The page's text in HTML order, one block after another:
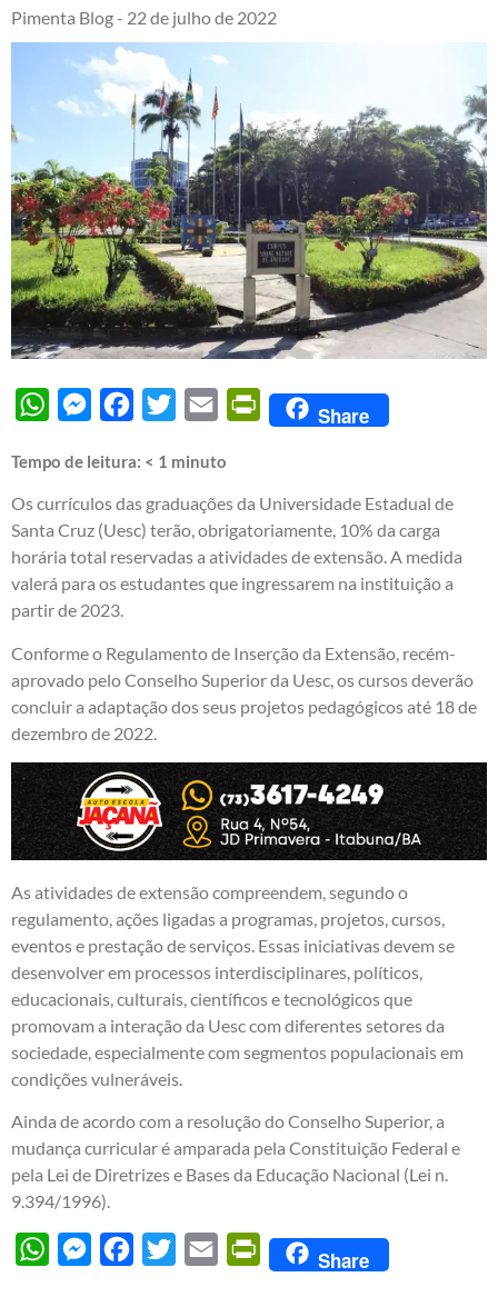
Pimenta Blog - 22 de julho de 2022
WhatsAppMessengerFacebook
Twitter Email PrintFriendly
Share
Tempo de leitura: < 1 minuto
Os currículos das graduações da Universidade Estadual de
Santa Cruz (Uesc) terão, obrigatoriamente, 10% da carga
horária total reservadas a atividades de extensão. A medida
valerá para os estudantes que ingressarem na instituição a
partir de 2023.
Conforme o Regulamento de Inserção da Extensão, recém-
aprovado pelo Conselho Superior da Uesc, os cursos deverão
concluir a adaptação dos seus projetos pedagógicos até 18 de
dezembro de 2022.
As atividades de extensão compreendem, segundo o
regulamento, ações ligadas a programas, projetos, cursos,
eventos e prestação de serviços. Essas iniciativas devem se
desenvolver em processos interdisciplinares, políticos,
educacionais, culturais, científicos e tecnológicos que
promovam a interação da Uesc com diferentes setores da
sociedade, especialmente com segmentos populacionais em
condições vulneráveis.
Ainda de acordo com a resolução do Conselho Superior, a
mudança curricular é amparada pela Constituição Federal e
pela Lei de Diretrizes e Bases da Educação Nacional (Lei n.
9.394/1996).
WhatsAppMessengerFacebook
Twitter Email PrintFriendly
Share